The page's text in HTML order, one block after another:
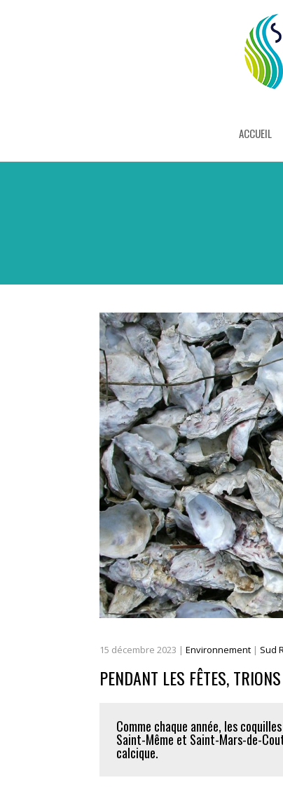
ACCUEIL
15 décembre 2023 | Environnement | Sud
PENDANT LES FÊTES,
Comme chaque année, les
Saint-Même et Saint-Mars-de-
calcique.